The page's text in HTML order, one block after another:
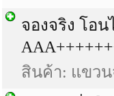
จองจริง โอ
สินค้า: แขว